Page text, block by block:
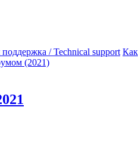
поддержка / Technical support Как
(2021)